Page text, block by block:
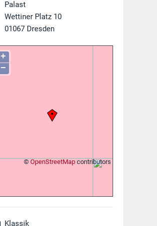
Palast
Wettiner Platz 10
01067 Dresden
+
−
© OpenStreetMapcontributors
Klassik